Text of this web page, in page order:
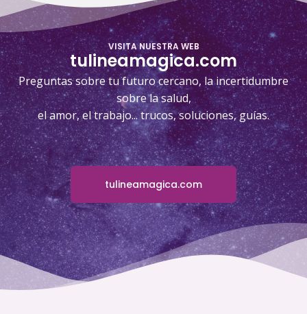
VISITA NUESTRA WEB
tulineamagica.com
Preguntas sobre tu futuro cercano, la incertidumbre
sobre la salud,
el amor, el trabajo... trucos, soluciones, guías.
tulineamagica.com